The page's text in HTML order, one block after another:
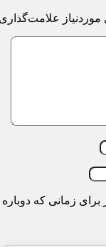
زمانی که